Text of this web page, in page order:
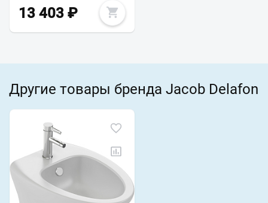
13 403 ₽
Другие товары бренда Jacob Delafon